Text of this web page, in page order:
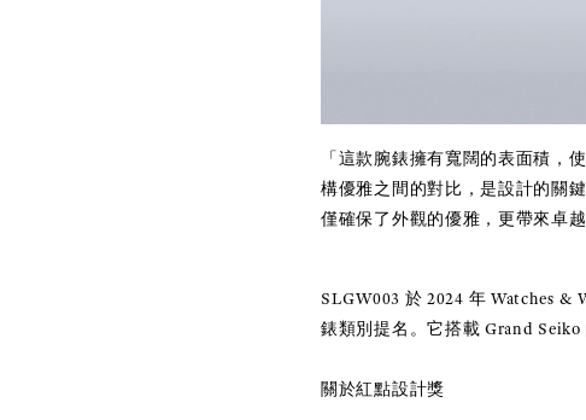
「這款腕錶擁有寬闊的表面積，
構優雅之間的對比，是設計的關
僅確保了外觀的優雅，更帶來卓
SLGW003 於 2024 年 Watches &
錶類別提名。它搭載 Grand Seiko
關於紅點設計獎